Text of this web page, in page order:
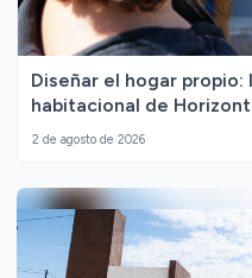
habitacional de Horizonte
2 de agosto de 2026